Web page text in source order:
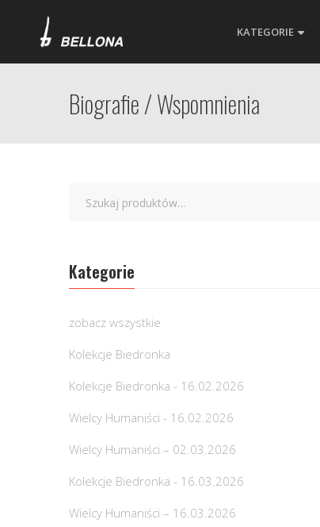
KATEGORIE
Biografie / Wspomnienia
Kategorie
zobacz wszystkie
Kolekcje Biedronka
Kolekcje Biedronka - 16.02.2026
Wielcy Humaniści - 16.02.2026
Wielcy Humaniści – 02.03.2026
Kolekcje Biedronka - 16.03.2026
Wielcy Humaniści – 16.03.2026